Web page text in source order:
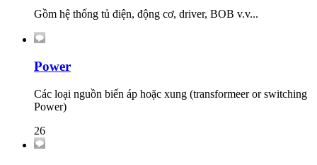
Gồm hệ thống tủ điện, động cơ, driver, BOB v.v...
Power
Các loại nguồn biến áp hoặc xung (transformeer or switching
Power)
26